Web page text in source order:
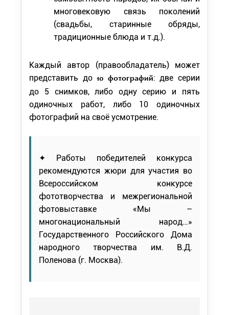
многовековую связь поколений
(свадьбы, старинные обряды,
традиционные блюда и т.д.).
Каждый автор (правообладатель) может
представить до10 фотографий: две серии
до 5 снимков, либо одну серию и пять
одиночных работ, либо 10 одиночных
фотографий на своё усмотрение.
✦ Работы победителей конкурса
рекомендуются жюри для участия во
Всероссийском конкурсе
фототворчества и межрегиональной
фотовыставке «Мы –
многонациональный народ…»
Государственного Российского Дома
народного творчества им. В.Д.
Поленова (г. Москва).